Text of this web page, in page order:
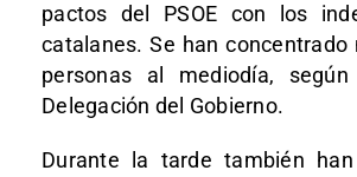
pactos del PSOE con los
catalanes. Se han concentrado
personas al mediodía,
Delegación del Gobierno.
Durante la tarde también